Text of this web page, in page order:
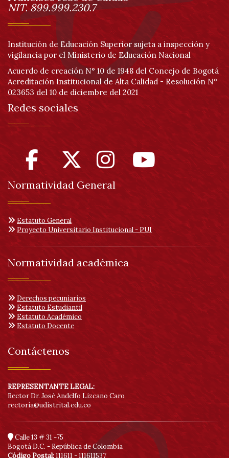
NIT. 899.999.230.7
Institución de Educación Superior sujeta a inspección y
vigilancia por el Ministerio de Educación Nacional
Acuerdo de creación N° 10 de 1948 del Concejo de Bogotá
Acreditación Institucional de Alta Calidad - Resolución N°
023653 del 10 de diciembre del 2021
Redes sociales
Normatividad General
Estatuto General
Proyecto Universitario Institucional - PUI
Normatividad académica
Derechos pecuniarios
Estatuto Estudiantil
Estatuto Académico
Estatuto Docente
Contáctenos
REPRESENTANTE LEGAL:
Rector Dr. José Andelfo Lizcano Caro
rectoria@udistrital.edu.co
Calle 13 # 31 -75
Bogotá D.C. - República de Colombia
Código Postal:111611 - 111611537